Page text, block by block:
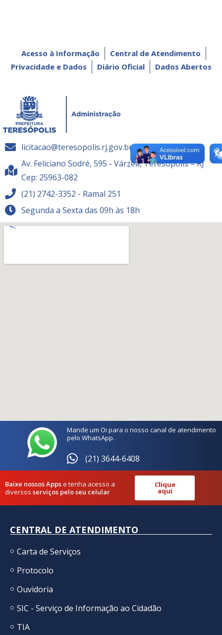
Acesso à Informação
Central de Atendimento
Privacidade e Dados
Diário Oficial Dados Abertos
licitacao@teresopolis.rj.gov.br
Av. Feliciano Sodré, 595 - Várzea, Teresópolis – RJ
Cep: 25963-082
(21) 2742-3352 - Ramal 251
Segunda a Sexta das 09h às 18h
Mande um Oi para o nosso canal de atendimento
pelo WhatsApp.
(21) 3644-6408
Baixe nossos Appse tenha acesso a
diversos serviços pelo seu celular
Clique
aqui
CENTRAL DE ATENDIMENTO
Carta de Serviços
Protocolo
Ouvidoria
SIC - Serviço de Informação ao Cidadão
TIA